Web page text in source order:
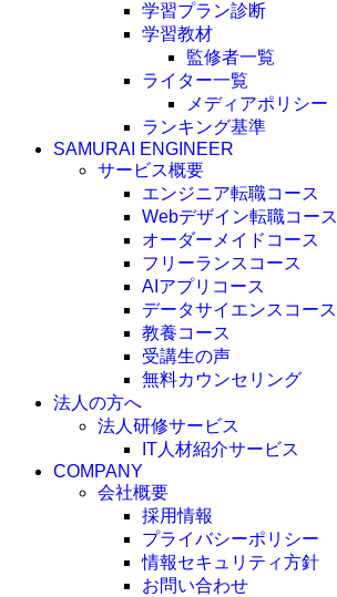
学習プラン診断
学習教材
監修者一覧
ライター一覧
メディアポリシー
ランキング基準
SAMURAI ENGINEER
サービス概要
エンジニア転職コース
Webデザイン転職コース
オーダーメイドコース
フリーランスコース
AIアプリコース
データサイエンスコース
教養コース
受講生の声
無料カウンセリング
法人の方へ
法人研修サービス
IT人材紹介サービス
COMPANY
会社概要
採用情報
プライバシーポリシー
情報セキュリティ方針
お問い合わせ